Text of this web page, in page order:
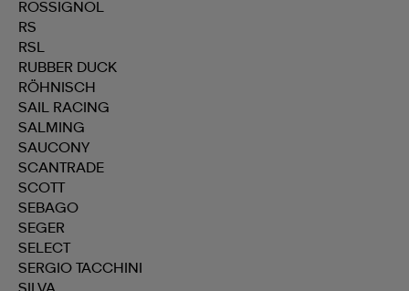
ROSSIGNOL
RS
RSL
RUBBER DUCK
RÖHNISCH
SAIL RACING
SALMING
SAUCONY
SCANTRADE
SCOTT
SEBAGO
SEGER
SELECT
SERGIO TACCHINI